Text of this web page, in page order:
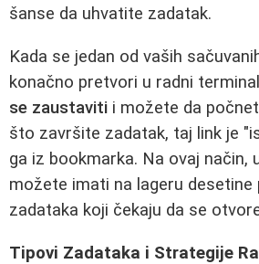
šanse da uhvatite zadatak.
Kada se jedan od vaših
konačno pretvori u radni
se zaustaviti i možete da
što završite zadatak, taj link je
ga iz bookmarka. Na ovaj način,
možete imati na lageru desetine
zadataka koji čekaju da se
Tipovi Zadataka i Strategije